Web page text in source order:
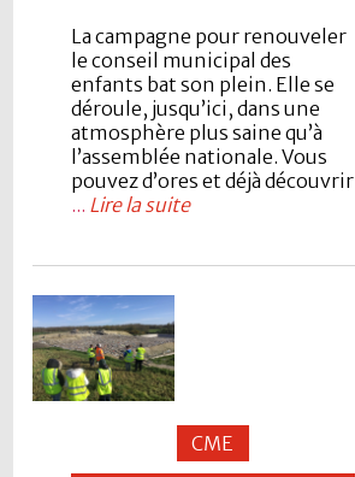
La campagne pour renouveler
le conseil municipal des
enfants bat son plein. Elle se
déroule, jusqu’ici, dans une
atmosphère plus saine qu’à
l’assemblée nationale. Vous
pouvez d’ores et déjà découvrir
... Lire la suite
CME